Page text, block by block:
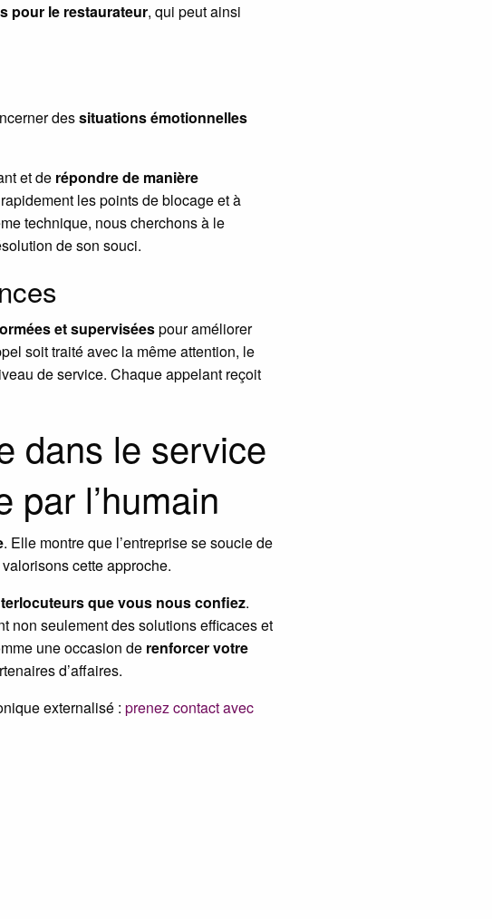
pour le restaurateur, qui peut ainsi
dessituations émotionnelles
et de répondre de manière
les points de blocage et à
technique, nous cherchons à le
de son souci.
et superviséespour améliorer
soit traité avec la même attention, le
de service. Chaque appelant reçoit
dans le service
l’humain
. Elle montre que l’entreprise se soucie de
cette approche.
que vous nous confiez.
non seulement des solutions efficaces et
une occasion de renforcer votre
d’affaires.
externalisé : prenez contact avec